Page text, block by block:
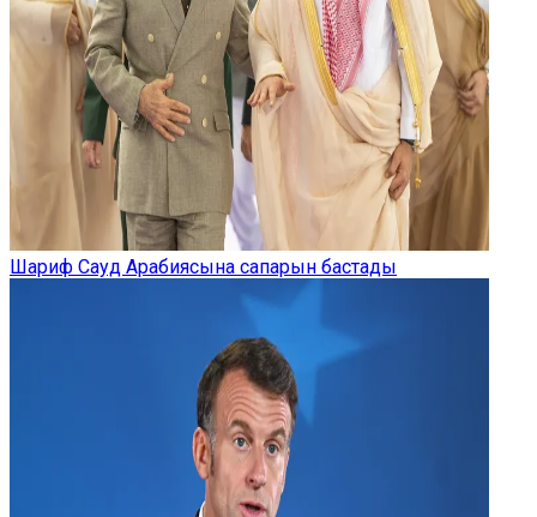
Шариф Сауд Арабиясына сапарын бастады